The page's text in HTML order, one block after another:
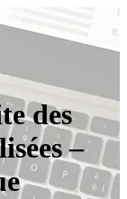
des
–